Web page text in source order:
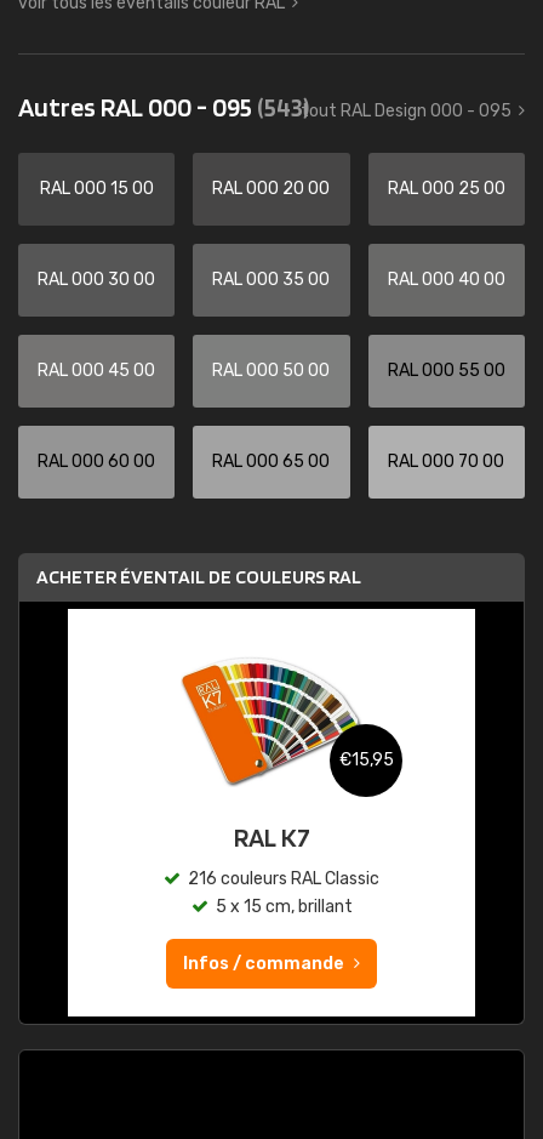
Autres RAL 000 - 095 (543)tout RAL Design 000 - 095
RAL 000 15 00 RAL 000 20 00 RAL 000 25 00
RAL 000 30 00 RAL 000 35 00 RAL 000 40 00
RAL 000 45 00 RAL 000 50 00 RAL 000 55 00
RAL 000 60 00 RAL 000 65 00 RAL 000 70 00
ACHETER ÉVENTAIL DE COULEURS RAL
€15,95
RAL K7
216 couleurs RAL Classic
5 x 15 cm, brillant
Infos / commande